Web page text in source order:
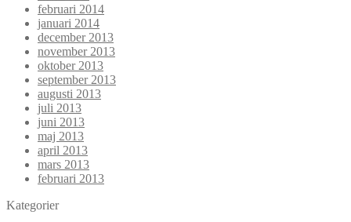
februari 2014
januari 2014
december 2013
november 2013
oktober 2013
september 2013
augusti 2013
juli 2013
juni 2013
maj 2013
april 2013
mars 2013
februari 2013
Kategorier